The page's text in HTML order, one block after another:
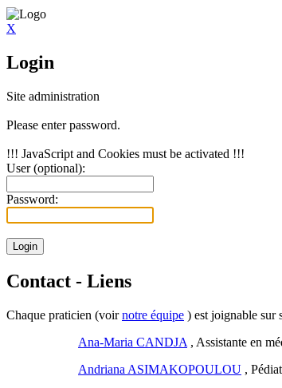
X
Login
Site administration
Please enter password.
!!! JavaScript and Cookies must be activated !!!
User (optional):
Password:
Contact - Liens
Chaque praticien (voirnotre équipe ) est joignable sur
Ana-Maria CANDJA , Assistante en
Andriana ASIMAKOPOULOU ,